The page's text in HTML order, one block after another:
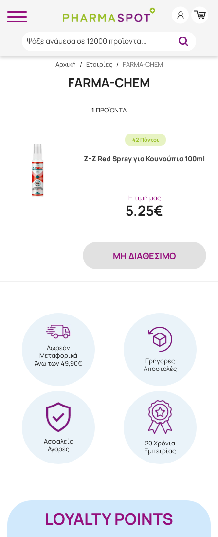
Ψάξε ανάμεσα σε 12000 προϊόντα...
Αρχική / Εταιρίες / FARMA-CHEM
FARMA-CHEM
1 ΠΡΟΪΌΝΤΑ
42 Πόντοι
Z-Z Red Spray για Κουνούπια 100ml
Η τιμή μας
5.25€
MH ΔΙΑΘΕΣΙΜΟ
Δωρεάν
Μεταφορικά
Άνω των 49,90€
Γρήγορες
Αποστολές
Ασφαλείς
Αγορές
20 Χρόνια
Εμπειρίας
LOYALTY POINTS